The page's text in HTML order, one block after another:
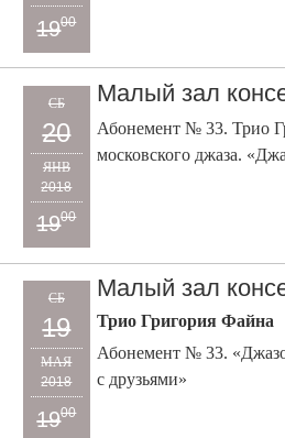
1900
СБ
20
ЯНВ
2018
1900
Малый зал
Абонемент № 33. Трио
московского джаза.
СБ
19
МАЯ
2018
1900
Малый зал
Трио Григория Файна
Абонемент № 33.
с друзьями»